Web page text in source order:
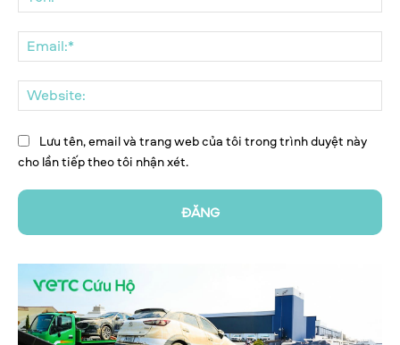
Lưu tên, email và trang web của tôi trong trình duyệt này
cho lần tiếp theo tôi nhận xét.